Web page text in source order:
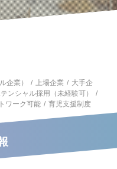
企業） 上場企業
大手企
ンシャル採用（未経験可）
ワーク可能 育児支援制度